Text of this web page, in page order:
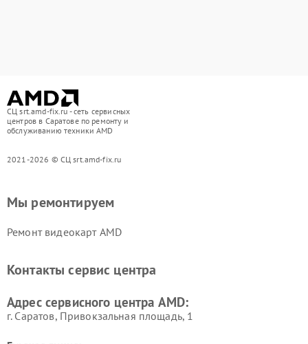
СЦ srt.amd-fix.ru - сеть сервисных
центров в Саратове по ремонту и
обслуживанию техники AMD
2021-2026 © СЦ srt.amd-fix.ru
Мы ремонтируем
Ремонт видеокарт AMD
Контакты сервис центра
Адрес сервисного центра AMD:
г. Саратов, Привокзальная площадь, 1